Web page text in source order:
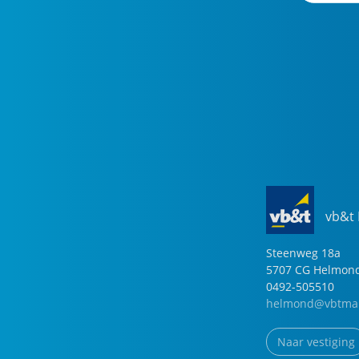
vb&t
Steenweg 18a
5707 CG
0492-505510
Naar vestiging